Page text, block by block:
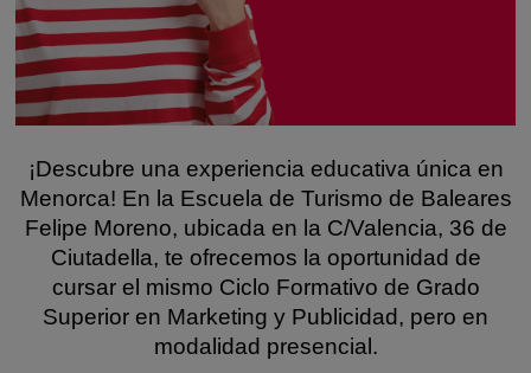
¡Descubre una experiencia educativa única en
Menorca! En la Escuela de Turismo de Baleares
Felipe Moreno, ubicada en la C/Valencia, 36 de
Ciutadella, te ofrecemos la oportunidad de
cursar el mismo Ciclo Formativo de Grado
Superior en Marketing y Publicidad, pero en
modalidad presencial.